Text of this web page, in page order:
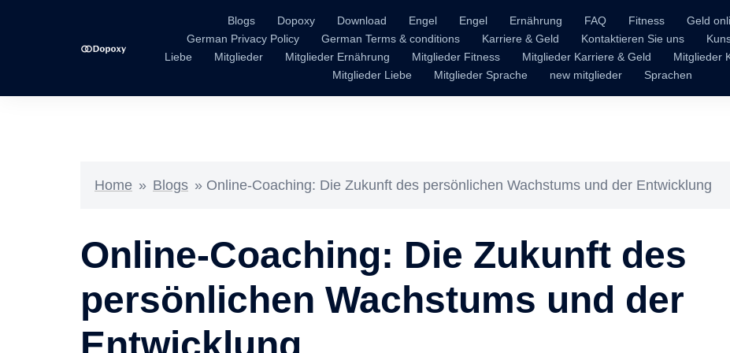
Blogs Dopoxy Download Engel Engel Ernährung FAQ Fitness
Geld
German Privacy Policy
German Terms & conditions Karriere & Geld Kontaktieren Sie uns
Liebe
Mitglieder Mitglieder Ernährung Mitglieder Fitness Mitglieder Karriere & Geld Mitglieder
Mitglieder Liebe
Mitglieder Sprache new mitglieder Sprachen
Home » Blogs » Online-Coaching: Die Zukunft des persönlichen Wachstums und der Entwicklung
Online-Coaching: Die Zukunft des
persönlichen Wachstums und der